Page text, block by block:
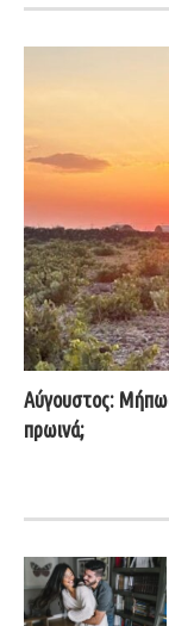
Αύγουστος: Μήπως
πρωινά;